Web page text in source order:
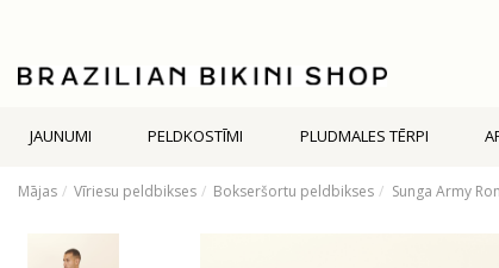
JAUNUMI PELDKOSTĪMI PLUDMALES TĒRPI
Mājas Vīriesu peldbikses Bokseršortu peldbikses Sunga Army